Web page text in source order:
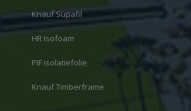
Knauf Supafil
HR Isofoam
PIF isolatiefolie
Knauf Timberframe